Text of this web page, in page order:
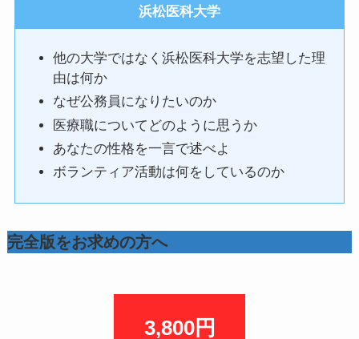
浜松医科大学
他の大学ではなく浜松医科大学を志望した理
由は何か
なぜ公務員になりたいのか
医療職についてどのように思うか
あなたの性格を一言で述べよ
ボランティア活動は何をしているのか
完全版をお求めの方へ
3,800円